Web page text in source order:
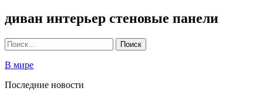
диван интерьер стеновые панели
В мире
Последние новости